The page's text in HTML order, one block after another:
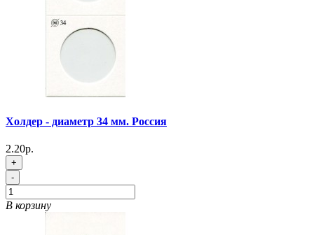
Холдер - диаметр 34 мм. Россия
2.20р.
+
-
В корзину